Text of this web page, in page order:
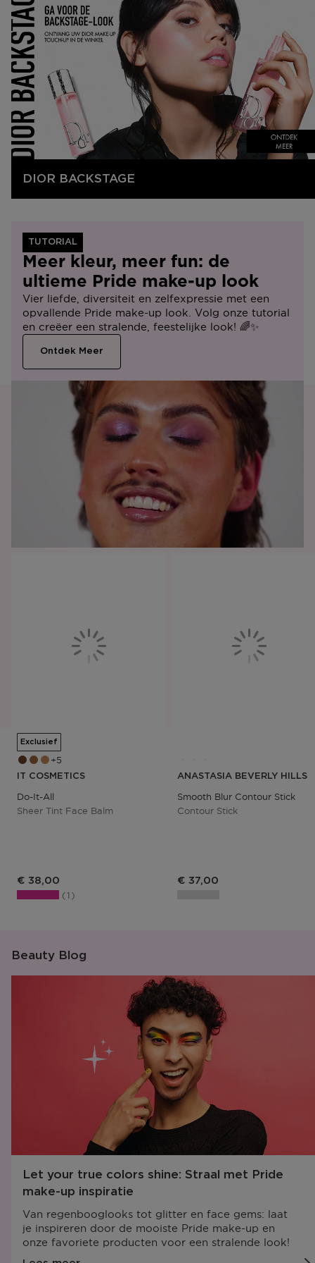
DIOR BACKSTAGE
TUTORIAL
Meer kleur, meer fun: de
ultieme Pride make-up look
Vier liefde, diversiteit en zelfexpressie met een
opvallende Pride make-up look. Volg onze tutorial
en creëer een stralende, feestelijke look! 🌈✨
Ontdek Meer
5
Exclusief
IT COSMETICS
Do-It-All
Sheer Tint Face Balm
€ 38,00
1
ANASTASIA BEVERLY HILLS
Smooth Blur Contour Stick
Contour Stick
€ 37,00
Beauty Blog
Let your true colors shine: Straal met Pride
make-up inspiratie
Van regenbooglooks tot glitter en face gems: laat
je inspireren door de mooiste Pride make-up en
onze favoriete producten voor een stralende look!